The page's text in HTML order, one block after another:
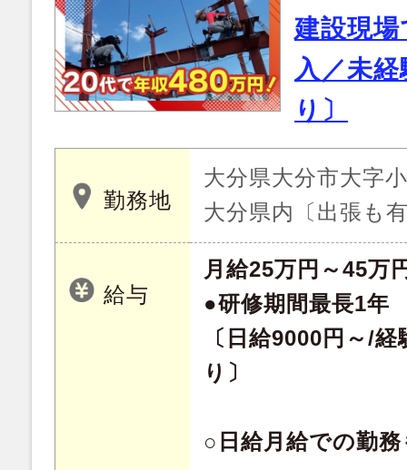
建設現
入／未
り〕
勤務地
大分県大分市大字
大分県内〔出張も
給与
月給25万円～45万
●研修期間最長1年
〔日給9000円～/
り〕
○日給月給での勤